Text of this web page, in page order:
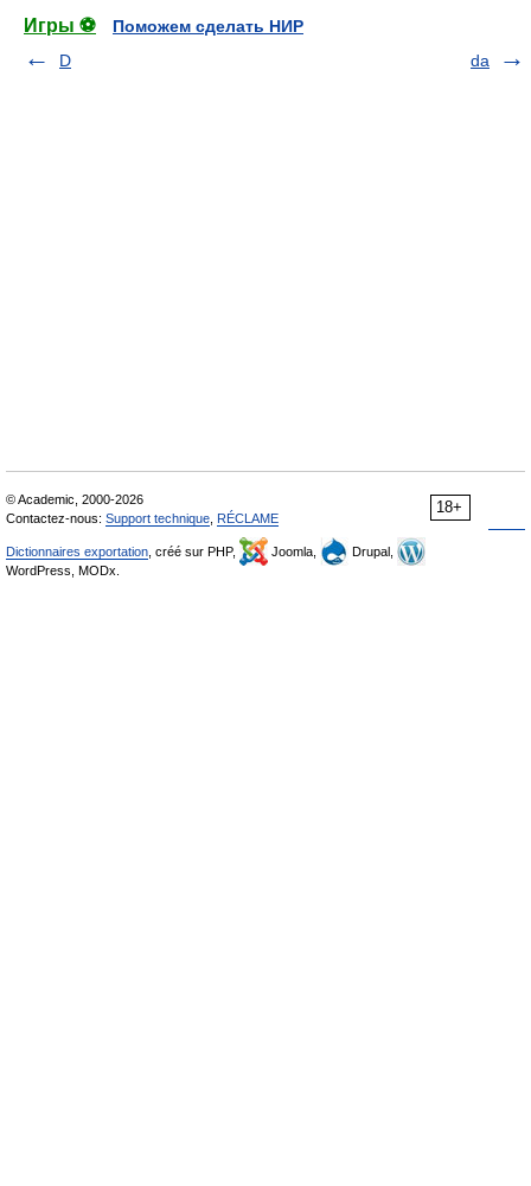
Игры ⚽
Поможем сделать НИР
D
da
18+
© Academic, 2000-2026
Contactez-nous: Support technique RÉCLAME
Dictionnaires exportation , créé sur PHP, Joomla,
Drupal,
WordPress, MODx.